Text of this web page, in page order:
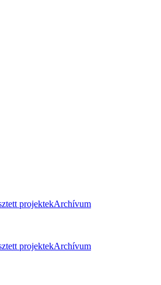
projektekArchívum
projektekArchívum